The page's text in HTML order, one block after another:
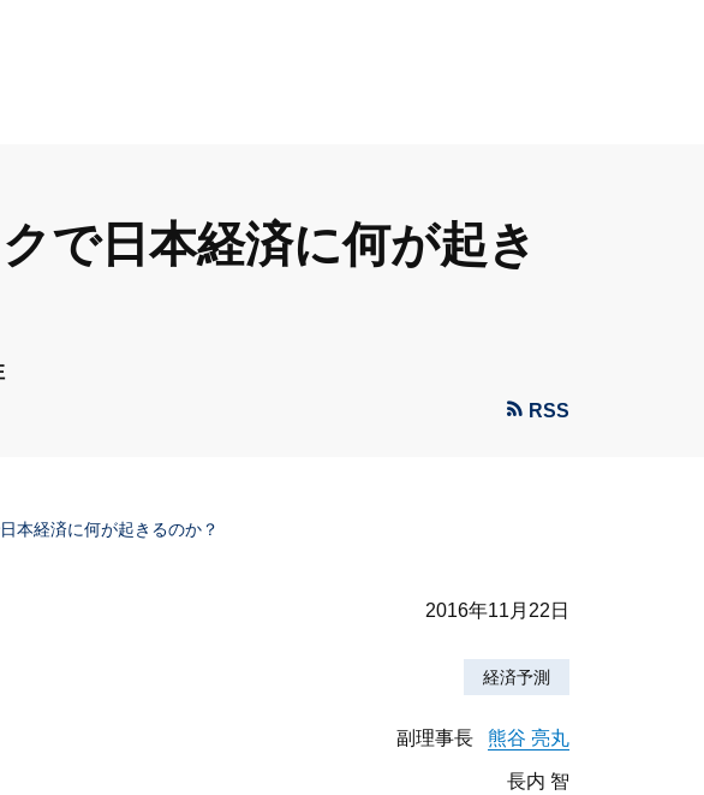
で日本経済に何が起き
RSS
本経済に何が起きるのか？
2016年11月22日
経済予測
副理事長 熊谷 亮丸
長内 智